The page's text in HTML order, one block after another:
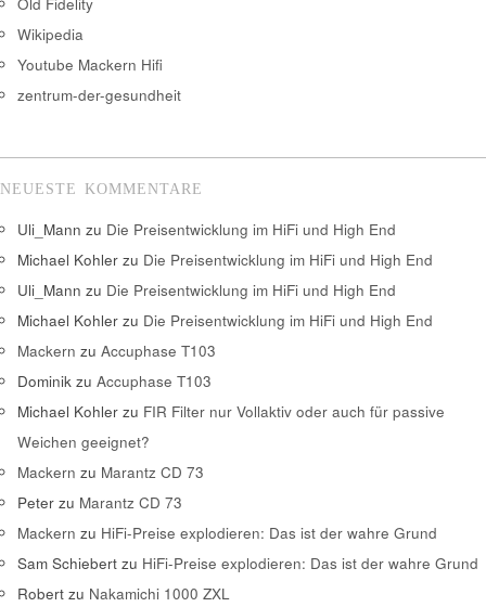
Wikipedia
Youtube Mackern Hifi
zentrum-der-gesundheit
NEUESTE KOMMENTARE
Uli_Mann zu Die Preisentwicklung im HiFi und High End
Michael Kohler zu Die Preisentwicklung im HiFi und High End
Uli_Mann zu Die Preisentwicklung im HiFi und High End
Michael Kohler zu Die Preisentwicklung im HiFi und High End
Mackern zu Accuphase T103
Dominik zu Accuphase T103
Michael Kohler zu FIR Filter nur Vollaktiv oder auch für passive
Weichen geeignet?
Mackern zu Marantz CD 73
Peter zu Marantz CD 73
Mackern zu HiFi-Preise explodieren: Das ist der wahre Grund
Sam Schiebert zu HiFi-Preise explodieren: Das ist der wahre Grund
Robert zu Nakamichi 1000 ZXL